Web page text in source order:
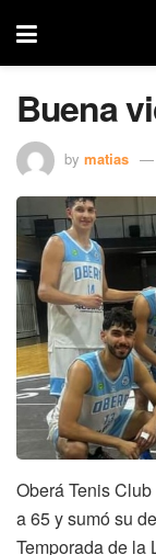
Buena
by matias
Oberá Tenis
a 65 y sumó su
Temporada de la